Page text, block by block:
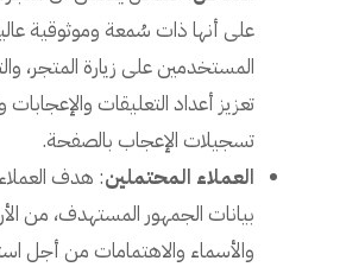
على أنها ذات سُمعة وموثوقية
المستخدمين على زيارة المتجر،
تعزيز أعداد التعليقات
تسجيلات الإعجاب بالصفحة.
العملاء المحتملين: هدف
بيانات الجمهور المستهدف، من
والأسماء والاهتمامات من أجل